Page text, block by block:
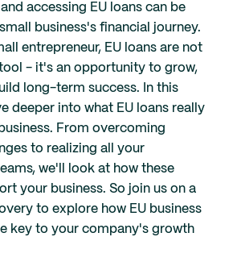
accessing EU loans can be
business's financial journey.
entrepreneur, EU loans are not
- it's an opportunity to grow,
long-term success. In this
deeper into what EU loans really
From overcoming
to realizing all your
we'll look at how these
your business. So join us on a
to explore how EU business
key to your company's growth